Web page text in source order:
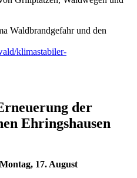
Waldbrandgefahr und den
klimastabiler-
der
Ehringshausen
17. August